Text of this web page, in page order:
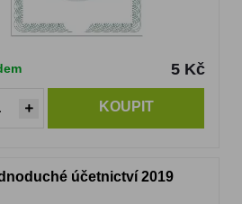
5 Kč
KOUPIT
účetnictví 2019